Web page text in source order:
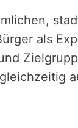
als